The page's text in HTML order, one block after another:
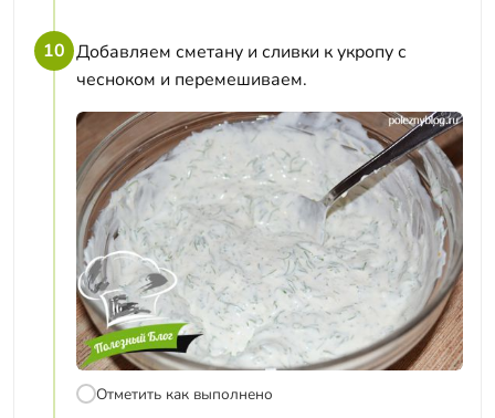
10 Добавляем сметану и сливки к укропу с
чесноком и перемешиваем.
Отметить как выполнено